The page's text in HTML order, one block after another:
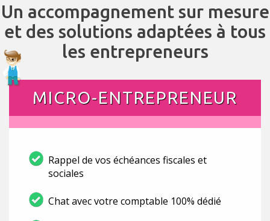
Un accompagnement sur mesure
et des solutions adaptées à tous
les entrepreneurs
MICRO-ENTREPRENEUR
Rappel de vos échéances fiscales et
sociales
Chat avec votre comptable 100% dédié